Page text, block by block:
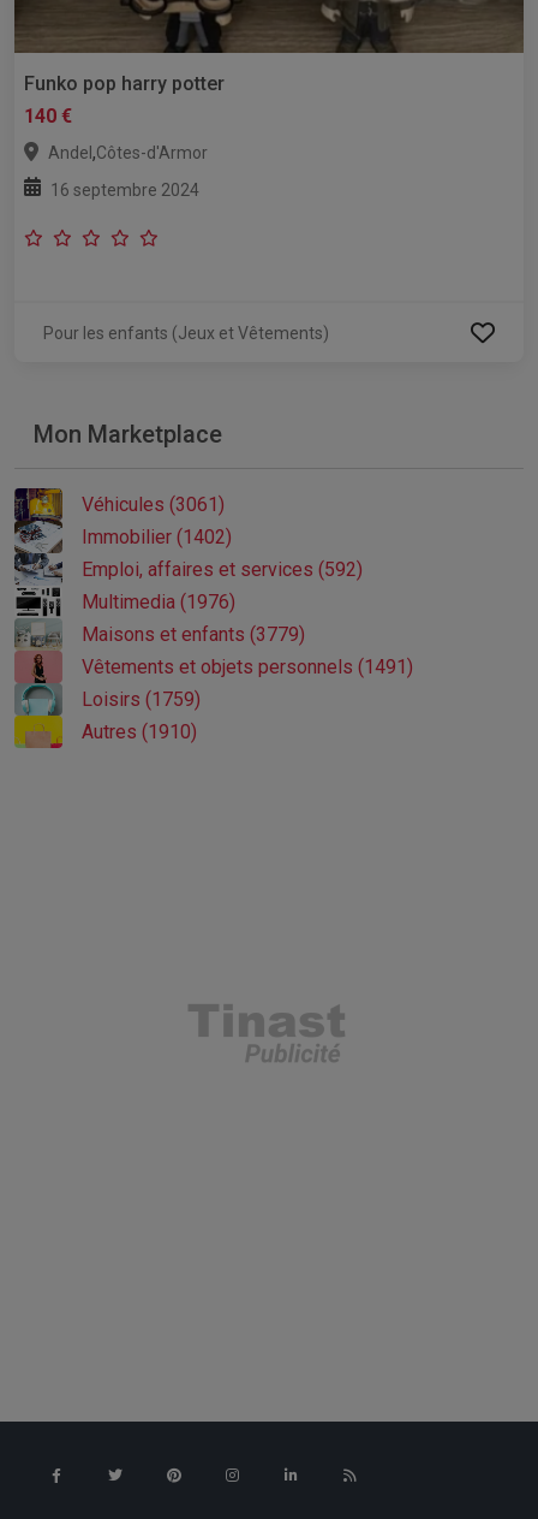
Funko pop harry potter
140 €
Andel ,Côtes-d'Armor
16 septembre 2024
Pour les enfants (Jeux et Vêtements)
Mon Marketplace
Véhicules (3061)
Immobilier (1402)
Emploi, affaires et services (592)
Multimedia (1976)
Maisons et enfants (3779)
Vêtements et objets personnels (1491)
Loisirs (1759)
Autres (1910)